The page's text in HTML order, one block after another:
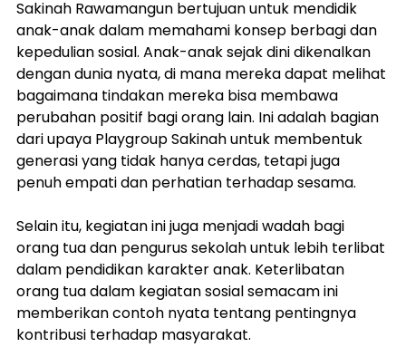
Sakinah Rawamangun bertujuan untuk mendidik
anak-anak dalam memahami konsep berbagi dan
kepedulian sosial. Anak-anak sejak dini dikenalkan
dengan dunia nyata, di mana mereka dapat melihat
bagaimana tindakan mereka bisa membawa
perubahan positif bagi orang lain. Ini adalah bagian
dari upaya Playgroup Sakinah untuk membentuk
generasi yang tidak hanya cerdas, tetapi juga
penuh empati dan perhatian terhadap sesama.
Selain itu, kegiatan ini juga menjadi wadah bagi
orang tua dan pengurus sekolah untuk lebih terlibat
dalam pendidikan karakter anak. Keterlibatan
orang tua dalam kegiatan sosial semacam ini
memberikan contoh nyata tentang pentingnya
kontribusi terhadap masyarakat.